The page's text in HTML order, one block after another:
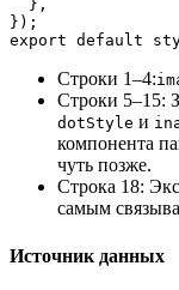
  },
});
export default
Строки 1–4:
Строки 5–15:
dotStyle и
компонента
чуть позже.
Строка 18:
самым
Источник данных